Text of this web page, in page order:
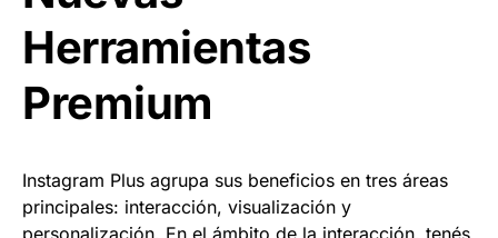
Herramientas
Premium
Instagram Plus agrupa sus beneficios en tres áreas
principales: interacción, visualización y
personalización. En el ámbito de la interacción, tenés